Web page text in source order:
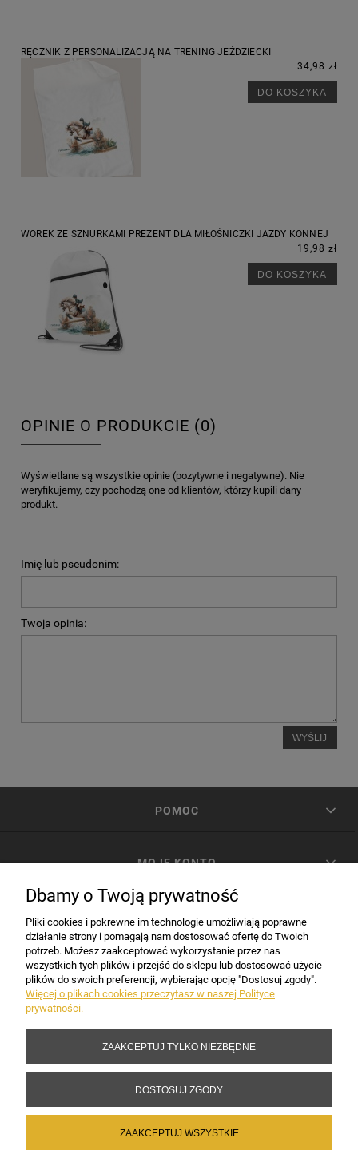
RĘCZNIK Z PERSONALIZACJĄ NA TRENING JEŹDZIECKI
34,98 zł
DO KOSZYKA
WOREK ZE SZNURKAMI PREZENT DLA MIŁOŚNICZKI JAZDY KONNEJ
19,98 zł
DO KOSZYKA
OPINIE O PRODUKCIE (0)
Wyświetlane są wszystkie opinie (pozytywne i negatywne). Nie
weryfikujemy, czy pochodzą one od klientów, którzy kupili dany
produkt.
Imię lub pseudonim:
Twoja opinia:
WYŚLIJ
POMOC
MOJE KONTO
INFORMACJE
Copyright 2017-2026 Sakramento.pl
Dbamy o Twoją prywatność
Pliki cookies i pokrewne im technologie umożliwiają poprawne
działanie strony i pomagają nam dostosować ofertę do Twoich
potrzeb. Możesz zaakceptować wykorzystanie przez nas
wszystkich tych plików i przejść do sklepu lub dostosować użycie
plików do swoich preferencji, wybierając opcję "Dostosuj zgody".
Więcej o plikach cookies przeczytasz w naszej Polityce
prywatności.
ZAAKCEPTUJ TYLKO NIEZBĘDNE
DOSTOSUJ ZGODY
ZAAKCEPTUJ WSZYSTKIE